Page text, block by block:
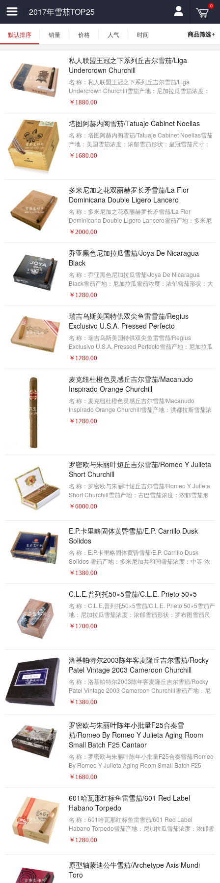
2017年雪茄TOP25
0
商品筛选+
默认排序 销量 价格 人气 时间
私人联盟王冠之下系列丘吉尔雪茄/Liga
Undercrown Churchill
名 称：私人联盟王冠之下系列丘吉尔雪茄/Liga
Undercrown Churchill雪茄产地：尼加拉瓜雪茄浓度：
中等-浓郁雪茄形状：丘吉尔雪茄尺寸：7 x 48包装数
Estate)首次登上了这一舞台。它被认为是一种替代烟，
作为一种更昂贵和更高需求的私人联盟雪茄。故事是这
样的，在Drew Estate工厂里的赌客们抽太多的私人联盟
雪茄，所以他们在被告知停止耗尽私人
￥ 1880.00
塔图阿赫内阁雪茄/Tatuaje Cabinet Noellas
名 称：塔图阿赫内阁雪茄/Tatuaje Cabinet Noellas雪茄
产地：美国雪茄浓度：浓郁雪茄形状：皇冠雪茄尺寸：
5.12 x 42包装数量：25制作方式：手工描 述：雪茄爱好
了非常忠实的追随者。如今，塔图阿赫的大部分生产已
经转移到尼加拉瓜，他的雪茄已经远远超出了人们的膜
拜状态。但品牌所有者皮特·约翰逊(Pete
￥ 1680.00
多米尼加之花双丽赫罗长矛雪茄/La Flor
Dominicana Double Ligero Lancero
名 称：多米尼加之花双丽赫罗长矛雪茄/La Flor
Dominicana Double Ligero Lancero雪茄产地：多米尼
加共和国雪茄浓度：中等-浓郁雪茄形状：长矛雪茄尺
米尼加之花双丽赫罗长矛的混合不够强大，长矛的尺寸
使得强烈的辛辣更加激烈。丽赫罗的体积可能会减少它
所产生的烟雾量，但是更细的环规会浓缩烟雾，特别是
在吸食期间，它会从雪茄流入上腭。从第一口支
￥ 2000.00
乔亚黑色尼加拉瓜雪茄/Joya De Nicaragua
Black
名 称：乔亚黑色尼加拉瓜雪茄/Joya De Nicaragua
Black雪茄产地：尼加拉瓜雪茄浓度：浓郁雪茄形状：大
皇冠雪茄尺寸：6 1/4 x 46包装数量：20制作方式：手工
厂。 就在埃斯特利目前的雪茄制造业蓬勃发展之前，经
历了20世纪70年代动荡的桑地诺斯（Sandinista）战
争。 该建筑甚至有弹孔和炸弹破坏的证明。在这段时
间，乔亚尼加拉瓜都没有在乔亚黑色之前用墨西
￥ 1280.00
瑞吉乌斯美国特供双尖鱼雷雪茄/Regius
Exclusivo U.S.A. Pressed Perfecto
名 称：瑞吉乌斯美国特供双尖鱼雷雪茄/Regius
Exclusivo U.S.A. Pressed Perfecto雪茄产地：尼加拉瓜
雪茄浓度：中等-浓郁雪茄形状：Perfecto雪茄尺寸：5
来，瑞吉乌斯美国特供雪茄只在美国上市，但它们已经
积累了一批追随者。出生在英国的品牌所有者Akhil
Kapacee将他的第一支雪茄创造出一款具有欧洲口味的
古巴雪茄。但
￥ 1280.00
麦克纽杜橙色灵感丘吉尔雪茄/Macanudo
Inspirado Orange Churchill
名 称：麦克纽杜橙色灵感丘吉尔雪茄/Macanudo
Inspirado Orange Churchill雪茄产地：洪都拉斯雪茄浓
度：中等雪茄形状：丘吉尔雪茄尺寸：7×50包装数量：
销售。在麦克纽杜品牌的背景下，橙色灵感比传统的麦
克纽杜更加浓郁，而橙色灵感将代表麦克纽杜故事中的
￥ 1280.00
罗密欧与朱丽叶短丘吉尔雪茄/Romeo Y Julieta
Short Churchill
名 称：罗密欧与朱丽叶短丘吉尔雪茄/Romeo Y Julieta
Short Churchill雪茄产地：古巴雪茄浓度：浓郁雪茄形
状：罗布图 雪茄尺寸：124X50包装数量：25制作方
中的经典之作。它仍然是典型的古巴雪茄之一，但全球
分销商和营销专卖哈瓦那之家决定是时候创造以它为名
款，短丘吉尔和宽丘吉尔，但要注意的是短丘吉尔。今
￥ 6000.00
E.P.卡里略固体黄昏雪茄/E.P. Carrillo Dusk
Solidos
名 称：E.P.卡里略固体黄昏雪茄/E.P. Carrillo Dusk
Solidos 雪茄产地：多米尼加共和国雪茄浓度：中等-浓
郁雪茄形状：Gordo雪茄尺寸：6 x 60包装数量：20制作
厚实的环规雪茄而发言的人之一。他认为，大雪茄给雪
茄制造商更多的混合自由——他利用了E.P.卡里略固体黄
昏中的60环规格。在康涅狄格州的阔叶面里，里面装载
了尼加拉瓜烟草，这是雪茄的主
￥ 1380.00
C.L.E.普列托50×5雪茄/C.L.E. Prieto 50×5
名 称：C.L.E.普列托50×5雪茄/C.L.E. Prieto 50×5雪茄产
地：尼加拉瓜雪茄浓度：浓郁雪茄形状：罗布图雪茄尺
寸：5×50包装数量：25制作方式：手工描 述：雪茄爱好
著名的是在尼加拉瓜的C.L.E.普列托，一种由宽叶覆盖的
雪茄。对于那些熟悉Eiroa的人来说，这可能有点让人吃
惊，但在Prieto中竟
￥ 1700.00
洛基帕特尔2003陈年客麦隆丘吉尔雪茄/Rocky
Patel Vintage 2003 Cameroon Churchill
名 称：洛基帕特尔2003陈年客麦隆丘吉尔雪茄/Rocky
Patel Vintage 2003 Cameroon Churchill雪茄产地：尼
加拉瓜雪茄浓度：中等雪茄形状：丘吉尔雪茄尺寸：7 x
牌拥有喀麦隆包装。它现在变得非常昂贵，难以获得，
今天种植的高质量喀麦隆包装的，大部分都是在种植之
前购买的。 这些障碍并没有阻止洛基帕特尔创建他的同
名品牌：洛基帕特尔2003陈年
￥ 1380.00
罗密欧与朱丽叶陈年小批量F25合奏雪
茄/Romeo By Romeo Y Julieta Aging Room
Small Batch F25 Cantaor
名 称：罗密欧与朱丽叶陈年小批量F25合奏雪茄/Romeo
By Romeo Y Julieta Aging Room Small Batch F25
Cantaor雪茄产地：多米尼加共和国雪茄浓度：中等雪茄
(评分93分)当他们发布罗密欧与朱丽叶陈年小批量F25合
奏雪茄。这个明星交叉的品牌是拉斐尔·诺达尔(拉斐尔·诺
达尔(Rafael Nodal)和雪茄巨头阿塔迪斯(Alta
￥ 1680.00
601哈瓦那红标鱼雷雪茄/601 Red Label
Habano Torpedo
名 称：601哈瓦那红标鱼雷雪茄/601 Red Label
Habano Torpedo雪茄产地：尼加拉瓜雪茄浓度：浓郁雪
茄形状：鱼雷雪茄尺寸：6 1/8 x 52包装数量：20制作方
不同的雪茄制造商已经制造了不同的雪茄。由于
Espinosa能够以非常合理的成本为市场注入活力，精心
￥ 1280.00
原型轴蒙迪公牛雪茄/Archetype Axis Mundi
Toro